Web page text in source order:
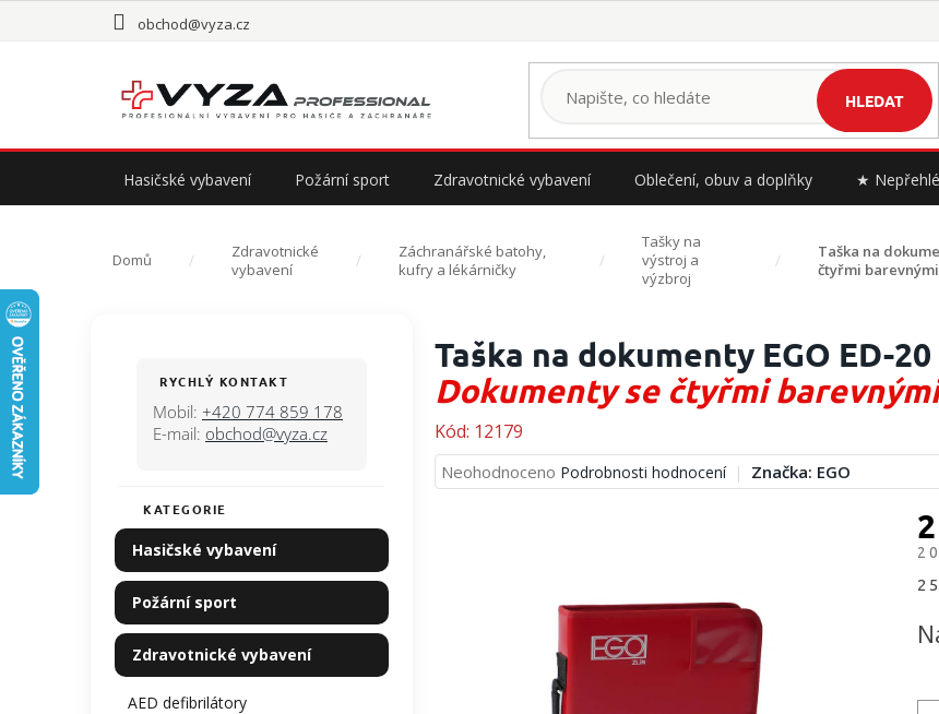
obchod@vyza.cz
HLEDAT
Hasičské vybavení Požární sport Zdravotnické vybavení Oblečení, obuv a doplňky ★
Domů
Zdravotnické
vybavení
Záchranářské batohy,
kufry a lékárničky
Tašky na
výstroj a
výzbroj
Taška na
čtyřmi
RYCHLÝ KONTAKT
Mobil: +420 774 859 178
E-mail: obchod@vyza.cz
Přeskočit
kategorie
KATEGORIE
Hasičské vybavení
Požární sport
Zdravotnické vybavení
AED defibrilátory
Taška na dokumenty EGO ED-
Dokumenty se čtyřmi
Kód: 12179
Průměrné
hodnocení
Neohodnoceno Podrobnosti hodnocení Značka: EGO
2
2